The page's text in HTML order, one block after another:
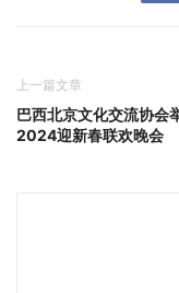
上一篇文章
巴西北京文化交流协会
2024迎新春联欢晚会